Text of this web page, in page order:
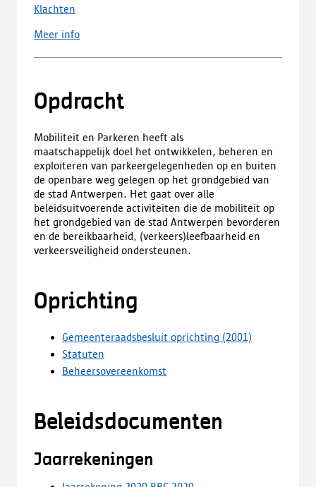
Klachten
Meer info
Opdracht
Mobiliteit en Parkeren heeft als
maatschappelijk doel het ontwikkelen, beheren en
exploiteren van parkeergelegenheden op en buiten
de openbare weg gelegen op het grondgebied van
de stad Antwerpen. Het gaat over alle
beleidsuitvoerende activiteiten die de mobiliteit op
het grondgebied van de stad Antwerpen bevorderen
en de bereikbaarheid, (verkeers)leefbaarheid en
verkeersveiligheid ondersteunen.
Oprichting
Gemeenteraadsbesluit oprichting (2001)
Statuten
Beheersovereenkomst
Beleidsdocumenten
Jaarrekeningen